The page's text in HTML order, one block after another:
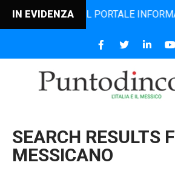
IN EVIDENZA
IL PORTALE INFORMATIVO
SEARCH RESULTS
MESSICANO